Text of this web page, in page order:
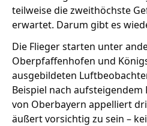
Stellenangebote
Unternehmen
Das geheime Geräusch
Wandern
Team
teilweise die zweithöchste
erwartet. Darum gibt es
Die Flieger starten unter
Oberpfaffenhofen und
ausgebildeten
Beispiel nach aufsteigendem
von Oberbayern appelliert
äußert vorsichtig zu sein –